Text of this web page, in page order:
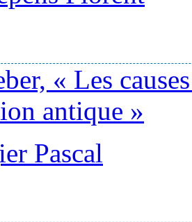
« Les
antique »
Pascal